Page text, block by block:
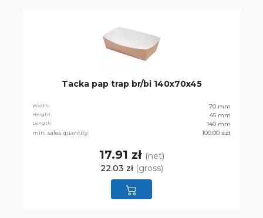
Tacka pap trap br/bi 140x70x45
Width: 70 mm
Height: 45 mm
Length:
140 mm
min. sales quantity:
100.00 szt
17.91 zł (net)
22.03 zł (gross)